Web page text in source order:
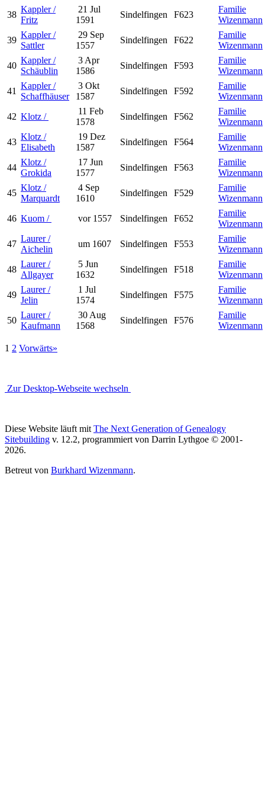
38
Kappler /
Fritz
21 Jul
1591
Sindelfingen F623
Familie
Wizenmann
39
Kappler /
Sattler
29 Sep
1557
Sindelfingen F622
Familie
Wizenmann
40
Kappler /
Schäublin
3 Apr
1586
Sindelfingen F593
Familie
Wizenmann
41
Kappler /
Schaffhäuser
3 Okt
1587
Sindelfingen F592
Familie
Wizenmann
42 Klotz /
11 Feb
1578
Sindelfingen F562
Familie
Wizenmann
43
Klotz /
Elisabeth
19 Dez
1587
Sindelfingen F564
Familie
Wizenmann
44
Klotz /
Grokida
17 Jun
1577
Sindelfingen F563
Familie
Wizenmann
45
Klotz /
Marquardt
4 Sep
1610
Sindelfingen F529
Familie
Wizenmann
46 Kuom / vor 1557 Sindelfingen F652
Familie
Wizenmann
47
Laurer /
Aichelin
um 1607 Sindelfingen F553
Familie
Wizenmann
48
Laurer /
Allgayer
5 Jun
1632
Sindelfingen F518
Familie
Wizenmann
49
Laurer /
Jelin
1 Jul
1574
Sindelfingen F575
Familie
Wizenmann
50
Laurer /
Kaufmann
30 Aug
1568
Sindelfingen F576
Familie
Wizenmann
1 2 Vorwärts»
Zur Desktop-Webseite wechseln
Diese Website läuft mit The Next Generation of Genealogy
Sitebuilding v. 12.2, programmiert von Darrin Lythgoe © 2001-
2026.
Betreut von Burkhard Wizenmann.